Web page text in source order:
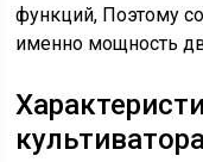
функций, Поэтому
именно мощность